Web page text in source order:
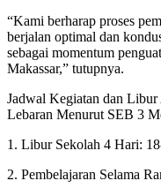
“Kami berharap proses
berjalan optimal dan
sebagai momentum
Makassar,” tutupnya.
Jadwal Kegiatan dan Libur
Lebaran Menurut SEB 3
1. Libur Sekolah 4 Hari:
2. Pembelajaran Selama